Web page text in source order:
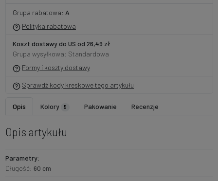
Grupa rabatowa: A
Polityka rabatowa
Koszt dostawy do US od 26,49 zł
Grupa wysyłkowa: Standardowa
Formy i koszty dostawy
Sprawdź kody kreskowe tego artykułu
Opis Kolory 5 Pakowanie Recenzje
Opis artykułu
Parametry:
Długość: 60 cm